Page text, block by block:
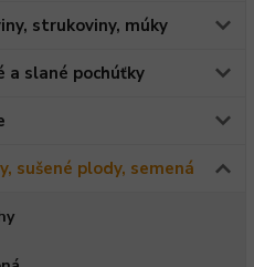
strukoviny, múky
a slané pochúťky
sušené plody, semená